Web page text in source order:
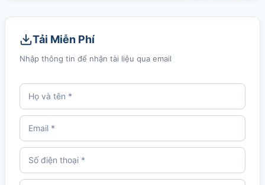
Tải Miễn Phí
Nhập thông tin để nhận tài liệu qua email